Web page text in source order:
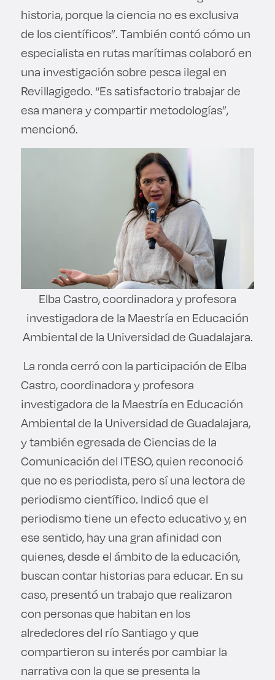
historia, porque la ciencia no es exclusiva
de los científicos”. También contó cómo un
especialista en rutas marítimas colaboró en
una investigación sobre pesca ilegal en
Revillagigedo. “Es satisfactorio trabajar de
esa manera y compartir metodologías”,
mencionó.
Elba Castro, coordinadora y profesora
investigadora de la Maestría en Educación
Ambiental de la Universidad de Guadalajara.
La ronda cerró con la participación de Elba
Castro, coordinadora y profesora
investigadora de la Maestría en Educación
Ambiental de la Universidad de Guadalajara,
y también egresada de Ciencias de la
Comunicación del ITESO, quien reconoció
que no es periodista, pero sí una lectora de
periodismo científico. Indicó que el
periodismo tiene un efecto educativo y, en
ese sentido, hay una gran afinidad con
quienes, desde el ámbito de la educación,
buscan contar historias para educar. En su
caso, presentó un trabajo que realizaron
con personas que habitan en los
alrededores del río Santiago y que
compartieron su interés por cambiar la
narrativa con la que se presenta la